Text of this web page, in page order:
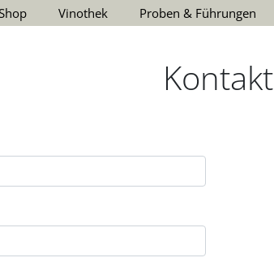
Vinothek Proben & Führungen
Kontakt